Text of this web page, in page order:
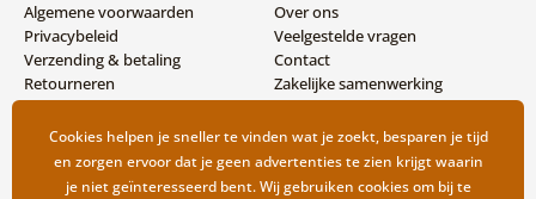
Algemene voorwaarden
Privacybeleid
Verzending & betaling
Retourneren
Over ons
Veelgestelde vragen
Contact
Zakelijke samenwerking
Cookies helpen je sneller te vinden wat je zoekt, besparen je tijd
en zorgen ervoor dat je geen advertenties te zien krijgt waarin
je niet geïnteresseerd bent. Wij gebruiken cookies om bij te